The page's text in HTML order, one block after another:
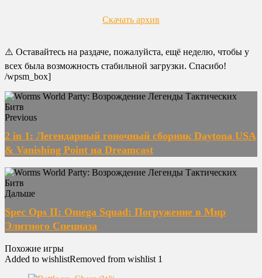
Скачать архив
⚠️ Оставайтесь на раздаче, пожалуйста, ещё неделю, чтобы у
всех была возможность стабильной загрузки. Спасибо!
/wpsm_box]
Previous
2 in 1: Легендарный гоночный сборник Daytona USA
& Vanishing Point на Dreamcast
Дальше
Spec Ops II: Omega Squad: Погружение в Мир
Элитного Спецназа
Похожие игры
Added to wishlistRemoved from wishlist 1